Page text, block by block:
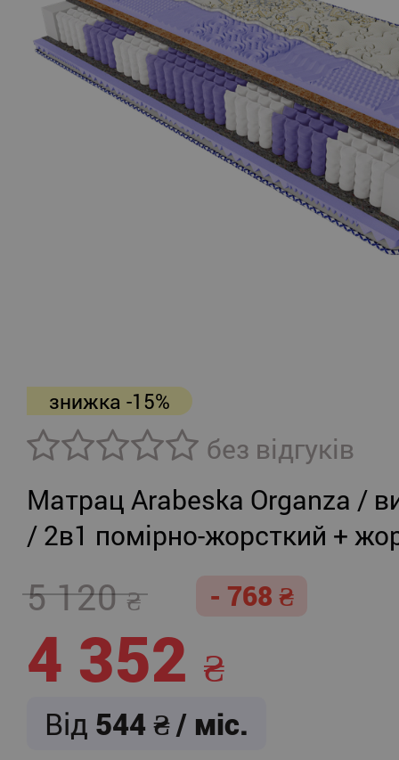
знижка -15%
без відгуків
Матрац Arabeska Organza /
/ 2в1 помірно-жорсткий +
5 120 - 768
4 352
Від 544 / міс.